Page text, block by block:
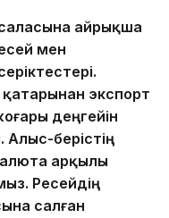
айрықша
мен
экспорт
деңгейін
Алыс-берістің
арқылы
Ресейдің
салған